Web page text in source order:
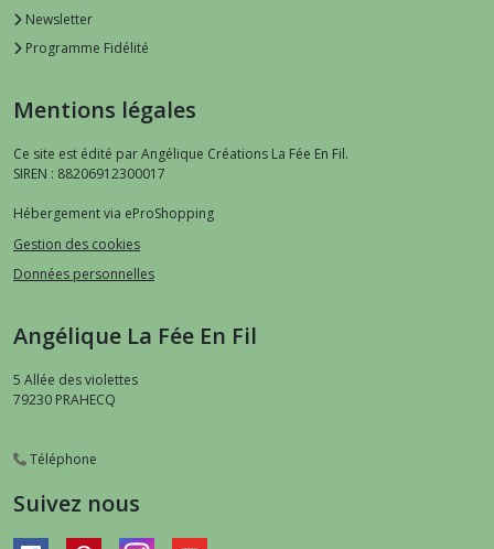
Newsletter
Programme Fidélité
Mentions légales
Ce site est édité par Angélique Créations La Fée En Fil.
SIREN : 88206912300017
Hébergement via eProShopping
Gestion des cookies
Données personnelles
Angélique La Fée En Fil
5 Allée des violettes
79230 PRAHECQ
Téléphone
Suivez nous